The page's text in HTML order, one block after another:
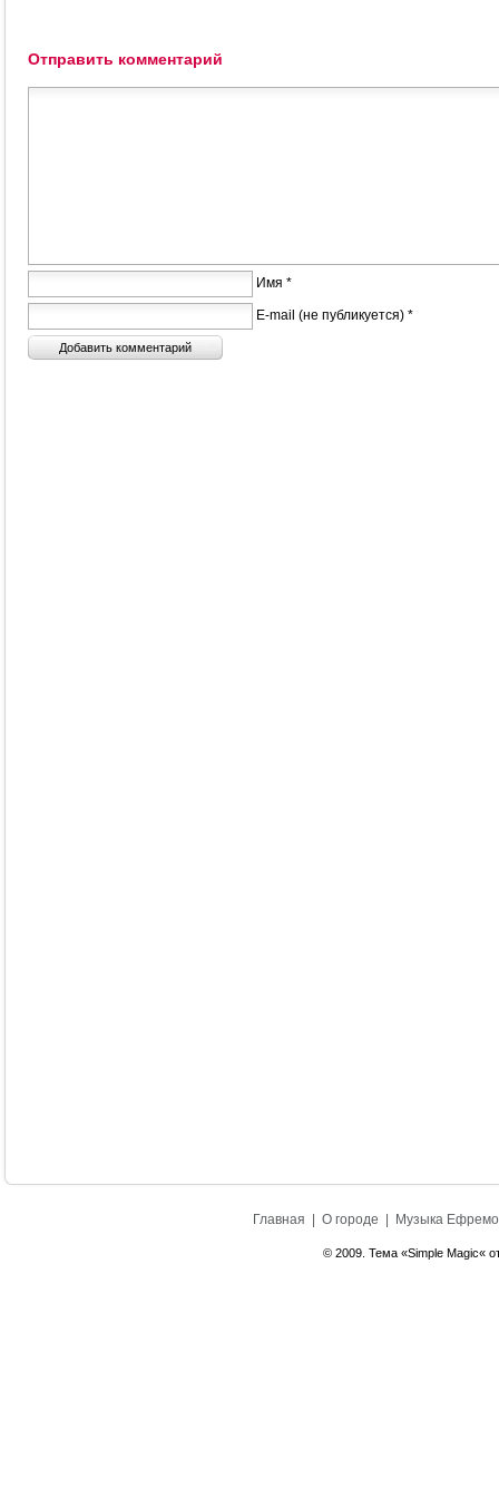
Отправить комментарий
Имя *
E-mail (не публикуется) *
Главная О городе Музыка
© 2009. Тема «Simple Magic«